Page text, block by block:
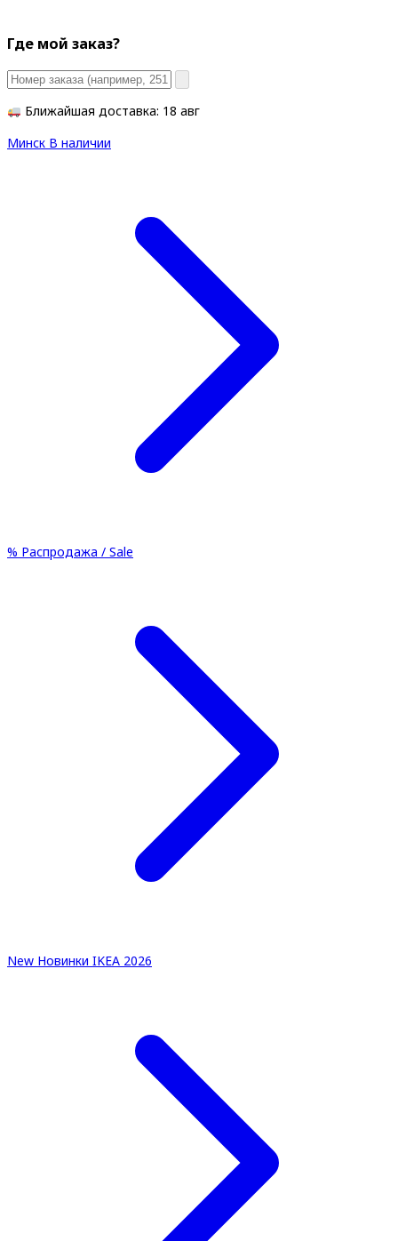
Где мой заказ?
Ближайшая доставка: 18 авг
Минск В наличии
% Распродажа / Sale
New Новинки IKEA 2026